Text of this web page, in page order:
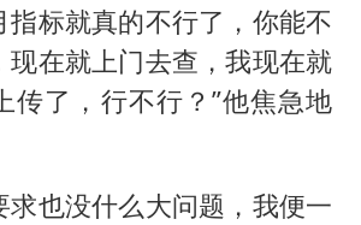
指标就真的不行了，你能不
现在就上门去查，我现在就
传了，行不行？”他焦急地
求也没什么大问题，我便一